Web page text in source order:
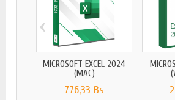
MICROSOFT EXCEL 2024
(MAC)
776,33 Bs
‹